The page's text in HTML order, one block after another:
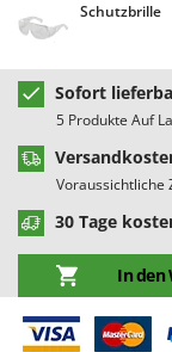
E
Elektrische
Erdbohrer
Erntenetze
F
Feder
Feldspritzen
Fleischwolf
Bernardi
Besser
Bestway
Beta tools
Bissell
Black &
BlackStone
Blue Bird
Bomet
Schutzbrille
Sofort
5 Produkte Auf
Voraussichtliche
30 Tage
In den